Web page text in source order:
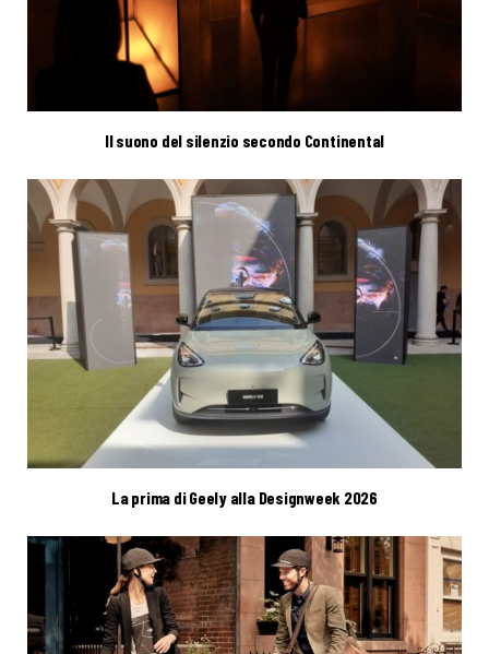
Il suono del silenzio secondo Continental
La prima di Geely alla Designweek 2026